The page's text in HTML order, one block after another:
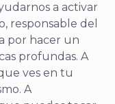
a activar
responsable del
por hacer un
profundas. A
ves en tu
A